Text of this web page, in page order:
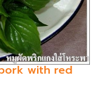
with red